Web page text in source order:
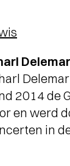
2014 de
en werd
in